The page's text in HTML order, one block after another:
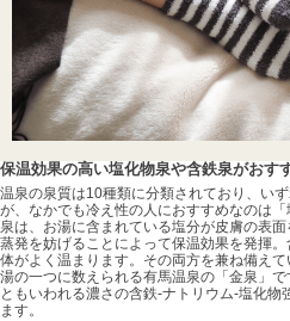
保温効果の高い塩化物泉や含鉄泉がおす
温泉の泉質は10種類に分類されており、い
が、なかでも冷え性の人におすすめなのは
泉は、お湯に含まれている塩分が皮膚の表
蒸発を妨げることによって保温効果を発揮
体がよく温まります。その両方を兼ね備え
湯の一つに数えられる有馬温泉の「金泉」で
ともいわれる濃さの含鉄-ナトリウム-塩化
ます。